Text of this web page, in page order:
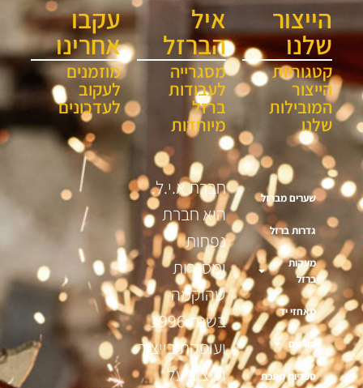
הייצור
שלנו
קטגוריות
הייצור
המובילות
שלנו
שערים מברזל
גדרות ברזל
מעקות
ברזל
מאחזי יד
סורגים
ספריות מתכת
איל
הברזל
מסגרייה
לעבודות
ברזל
מיוחדות
חברת א.י.ל.
היא חברת
נפחות
ומסגרות
שהוקמה
בשנת 1996
ועוסקת בייצור
ועיצוב על
עקבו
אחרינו
מוזמנים
לעקוב
לעדכונים